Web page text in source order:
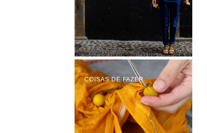
COISAS DE FAZER